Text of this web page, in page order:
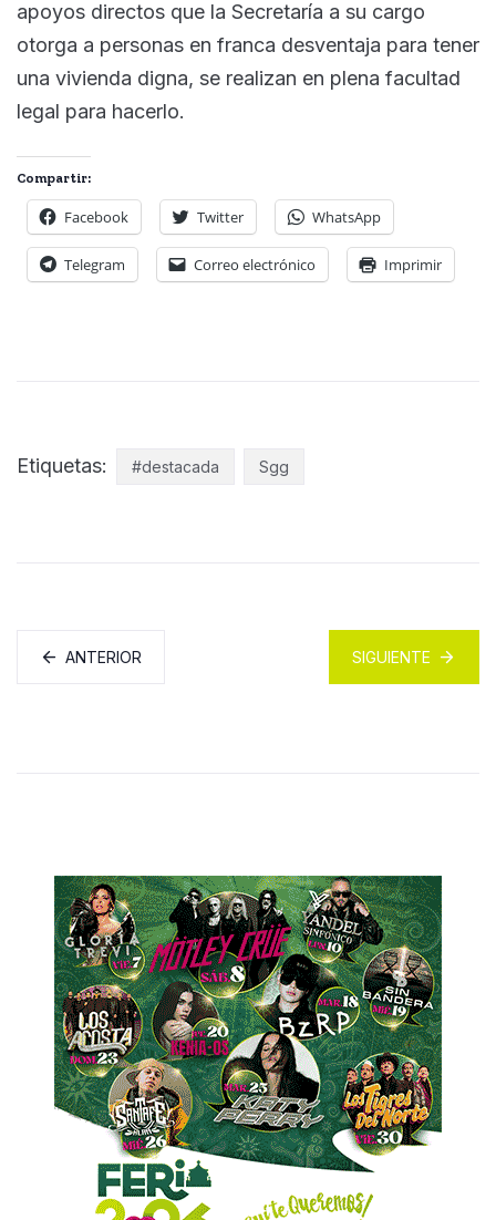
apoyos directos que la Secretaría a su cargo
otorga a personas en franca desventaja para tener
una vivienda digna, se realizan en plena facultad
legal para hacerlo.
Compartir:
Facebook Twitter WhatsApp
Telegram Correo electrónico Imprimir
Etiquetas: #destacada Sgg
ANTERIOR SIGUIENTE